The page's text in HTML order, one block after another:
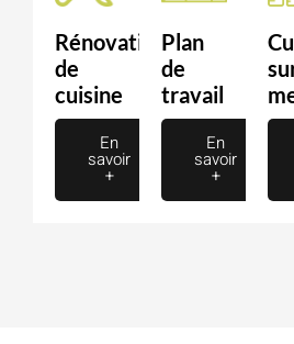
Rénovation
de
cuisine
En
savoir
+
Plan
de
travail
En
savoir
+